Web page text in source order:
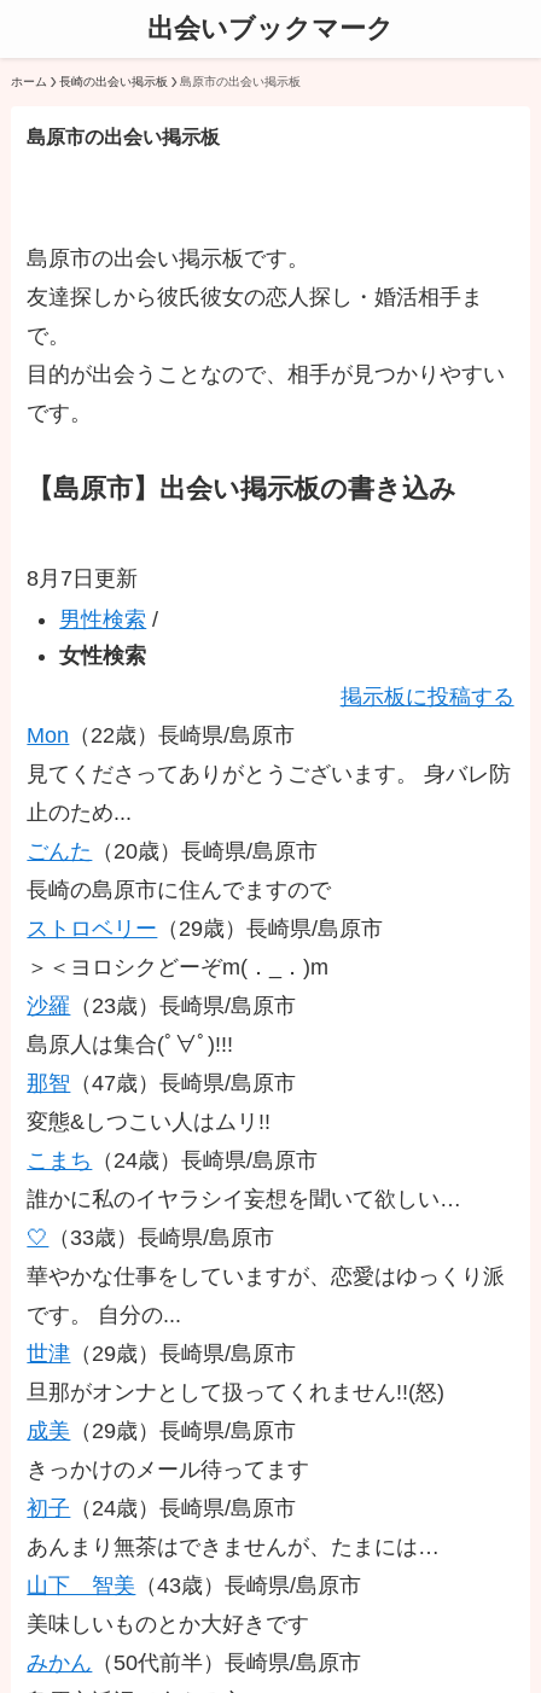
出会いブックマーク
ホーム 長崎の出会い掲示板 島原市の出会い掲示板
島原市の出会い掲示板
島原市の出会い掲示板です。
友達探しから彼氏彼女の恋人探し・婚活相手ま
で。
目的が出会うことなので、相手が見つかりやすい
です。
【島原市】出会い掲示板の書き込み
8月7日更新
男性検索 /
女性検索
掲示板に投稿する
Mon （22歳）長崎県/島原市
見てくださってありがとうございます。 身バレ防
止のため...
ごんた
（20歳）長崎県/島原市
長崎の島原市に住んでますので
ストロベリー （29歳）長崎県/島原市
＞＜ヨロシクどーぞm(．_．)m
沙羅 （23歳）長崎県/島原市
島原人は集合(ﾟ∀ﾟ)!!!
那智 （47歳）長崎県/島原市
変態&しつこい人はムリ!!
こまち
（24歳）長崎県/島原市
誰かに私のイヤラシイ妄想を聞いて欲しい…
🤍
（33歳）長崎県/島原市
華やかな仕事をしていますが、恋愛はゆっくり派
です。 自分の...
世津 （29歳）長崎県/島原市
旦那がオンナとして扱ってくれません!!(怒)
成美 （29歳）長崎県/島原市
きっかけのメール待ってます
初子 （24歳）長崎県/島原市
あんまり無茶はできませんが、たまには…
山下 智美 （43歳）長崎県/島原市
美味しいものとか大好きです
みかん （50代前半）長崎県/島原市